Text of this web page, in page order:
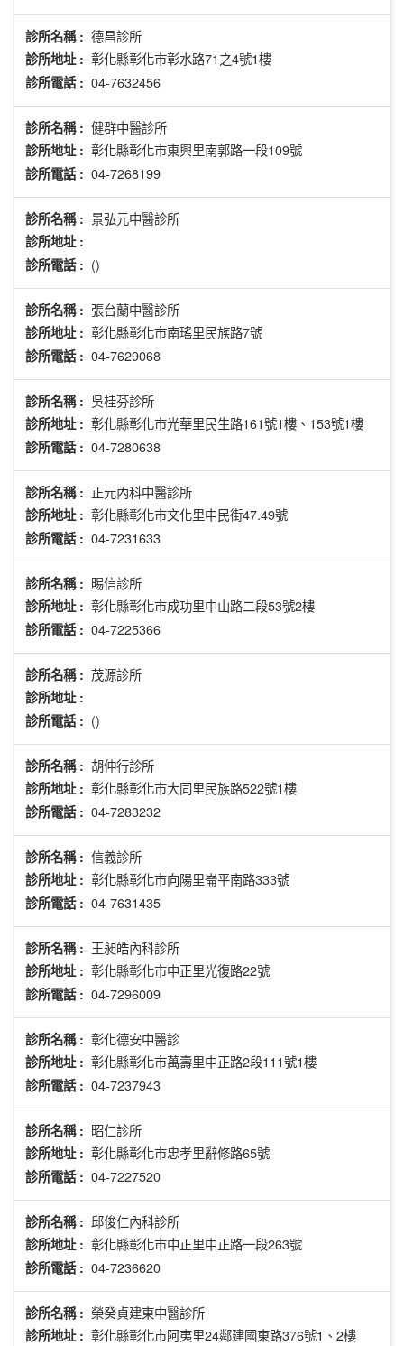
診所名稱 : 德昌診所
診所地址 : 彰化縣彰化市彰水路71之4號1樓
診所電話 : 04-7632456
診所名稱 : 健群中醫診所
診所地址 : 彰化縣彰化市東興里南郭路一段109號
診所電話 : 04-7268199
診所名稱 : 景弘元中醫診所
診所地址 :
診所電話 : ()
診所名稱 : 張台蘭中醫診所
診所地址 : 彰化縣彰化市南瑤里民族路7號
診所電話 : 04-7629068
診所名稱 : 吳桂芬診所
診所地址 : 彰化縣彰化市光華里民生路161號1樓、153號1樓
診所電話 : 04-7280638
診所名稱 : 正元內科中醫診所
診所地址 : 彰化縣彰化市文化里中民街47.49號
診所電話 : 04-7231633
診所名稱 : 晹信診所
診所地址 : 彰化縣彰化市成功里中山路二段53號2樓
診所電話 : 04-7225366
診所名稱 : 茂源診所
診所地址 :
診所電話 : ()
診所名稱 : 胡仲行診所
診所地址 : 彰化縣彰化市大同里民族路522號1樓
診所電話 : 04-7283232
診所名稱 : 信義診所
診所地址 : 彰化縣彰化市向陽里崙平南路333號
診所電話 : 04-7631435
診所名稱 : 王昶皓內科診所
診所地址 : 彰化縣彰化市中正里光復路22號
診所電話 : 04-7296009
診所名稱 : 彰化德安中醫診
診所地址 : 彰化縣彰化市萬壽里中正路2段111號1樓
診所電話 : 04-7237943
診所名稱 : 昭仁診所
診所地址 : 彰化縣彰化市忠孝里辭修路65號
診所電話 : 04-7227520
診所名稱 : 邱俊仁內科診所
診所地址 : 彰化縣彰化市中正里中正路一段263號
診所電話 : 04-7236620
診所名稱 : 榮癸貞建東中醫診所
診所地址 : 彰化縣彰化市阿夷里24鄰建國東路376號1、2樓